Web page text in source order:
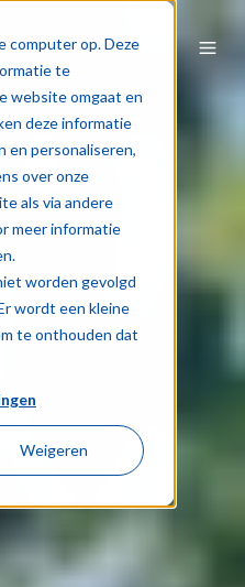
computer op. Deze
te
website omgaat en
deze informatie
en personaliseren,
over onze
als via andere
meer informatie
worden gevolgd
wordt een kleine
te onthouden dat
Weigeren